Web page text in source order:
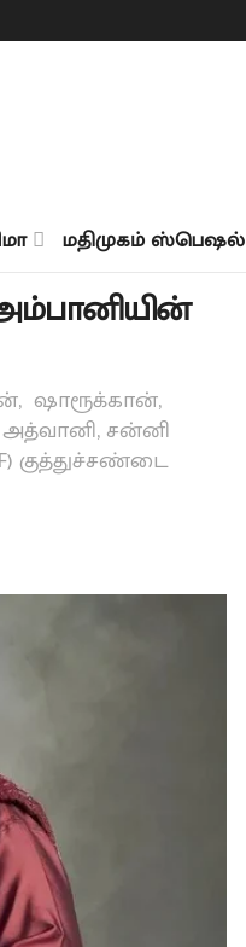
மதிமுகம் ஸ்பெஷல்
ஷாரூக்கான்,
அத்வானி, சன்னி
குத்துச்சண்டை